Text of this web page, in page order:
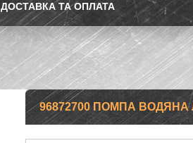
ДОСТАВКА ТА ОПЛАТА
96872700 ПОМПА ВОДЯНА